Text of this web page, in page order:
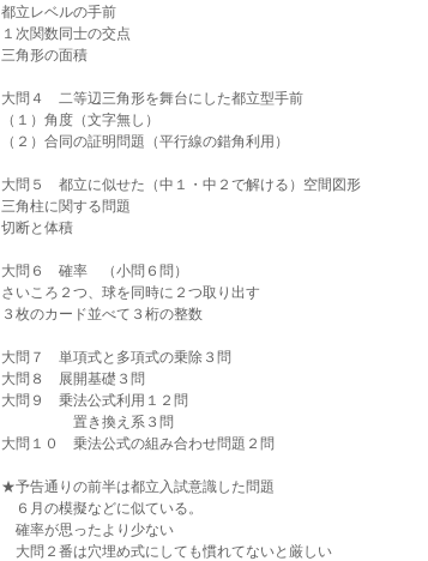
都立レベルの手前
１次関数同士の交点
三角形の面積
大問４　二等辺三角形を舞台にした都立型手前
（１）角度（文字無し）
（２）合同の証明問題（平行線の錯角利用）
大問５　都立に似せた（中１・中２で解ける）空間図形
三角柱に関する問題
切断と体積
大問６　確率　（小問６問）
さいころ２つ、球を同時に２つ取り出す
３枚のカード並べて３桁の整数
大問７　単項式と多項式の乗除３問
大問８　展開基礎３問
大問９　乗法公式利用１２問
置き換え系３問
大問１０　乗法公式の組み合わせ問題２問
★予告通りの前半は都立入試意識した問題
６月の模擬などに似ている。
確率が思ったより少ない
大問２番は穴埋め式にしても慣れてないと厳しい